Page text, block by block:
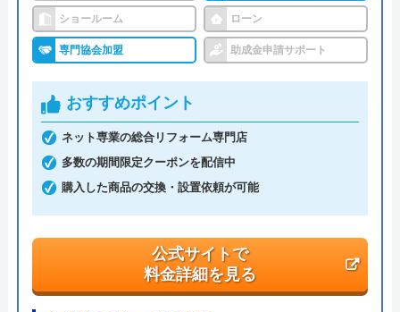
イースマイル の基本情報
運営会社 株式会社イ―スマイル
創業・設立 平成4年6月1日創業
本社所在地
〒542-0066
大阪府大阪市中央区瓦屋町3丁目7-3 イ
ショールーム ローン
専門協会加盟 助成金申請サポート
おすすめポイント
ネット専業の総合リフォーム専門店
多数の期間限定クーポンを配信中
購入した商品の交換・設置依頼が可能
公式サイトで
料金詳細を見る